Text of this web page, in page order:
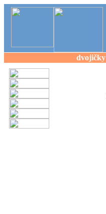
dvojičky